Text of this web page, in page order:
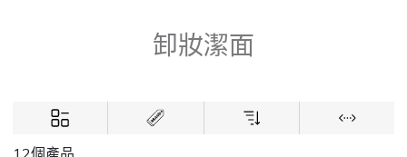
卸妝潔面